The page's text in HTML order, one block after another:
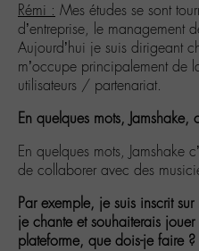
Rémi : Mes études se sont
d’entreprise, le management
Aujourd’hui je suis dirigeant
m’occupe principalement de
utilisateurs / partenariat.
En quelques mots,
En quelques mots, Jamshake
de collaborer avec des
Par exemple, je suis inscrit
je chante et souhaiterais
plateforme, que dois-je faire ?